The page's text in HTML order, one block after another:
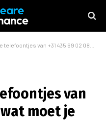
van +31 435 69 02 08: wat moet je weten?
van
wat moet je